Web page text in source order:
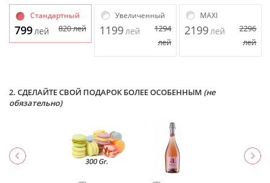
Стандартный
799лей 820лей
Увеличенный
1199лей
1294
лей
MAXI
2199лей
2296
лей
2. СДЕЛАЙТЕ СВОЙ ПОДАРОК БОЛЕЕ ОСОБЕННЫМ (не
обязательно)